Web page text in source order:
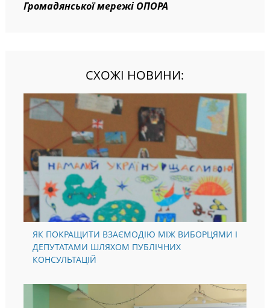
Громадянської мережі ОПОРА
СХОЖІ НОВИНИ:
ЯК ПОКРАЩИТИ ВЗАЄМОДІЮ МІЖ ВИБОРЦЯМИ І
ДЕПУТАТАМИ ШЛЯХОМ ПУБЛІЧНИХ
КОНСУЛЬТАЦІЙ